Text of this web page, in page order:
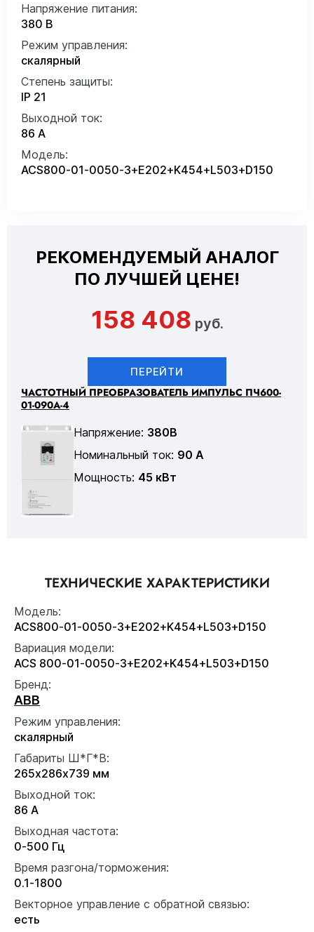
Напряжение питания:
380 В
Режим управления:
скалярный
Степень защиты:
IP 21
Выходной ток:
86 А
Модель:
ACS800-01-0050-3+E202+K454+L503+D150
РЕКОМЕНДУЕМЫЙ АНАЛОГ
ПО ЛУЧШЕЙ ЦЕНЕ!
158 408 руб.
ПЕРЕЙТИ
ЧАСТОТНЫЙ ПРЕОБРАЗОВАТЕЛЬ ИМПУЛЬС ПЧ600-
01-090А-4
Напряжение: 380В
Номинальный ток: 90 А
Мощность: 45 кВт
ТЕХНИЧЕСКИЕ ХАРАКТЕРИСТИКИ
Модель:
ACS800-01-0050-3+E202+K454+L503+D150
Вариация модели:
ACS 800-01-0050-3+E202+K454+L503+D150
Бренд:
ABB
Режим управления:
скалярный
Габариты Ш*Г*В:
265x286x739 мм
Выходной ток:
86 А
Выходная частота:
0-500 Гц
Время разгона/торможения:
0.1-1800
Векторное управление с обратной связью:
есть